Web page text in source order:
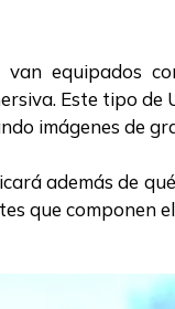
van equipados
Este tipo de
imágenes de
además de
que componen